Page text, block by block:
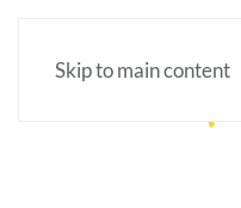
Skip to main content